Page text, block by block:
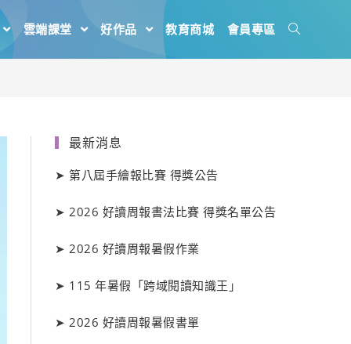
雲端課堂 好作品 教育商城 會員專區
最新消息
➤ 第八屆手繪報比賽 得獎公告
➤ 2026 好讀周報書法比賽 得獎名單公告
➤ 2026 好讀周報暑假作業
➤ 115 年暑假「跨域閱讀知識王」
➤ 2026 好讀周報暑假書單